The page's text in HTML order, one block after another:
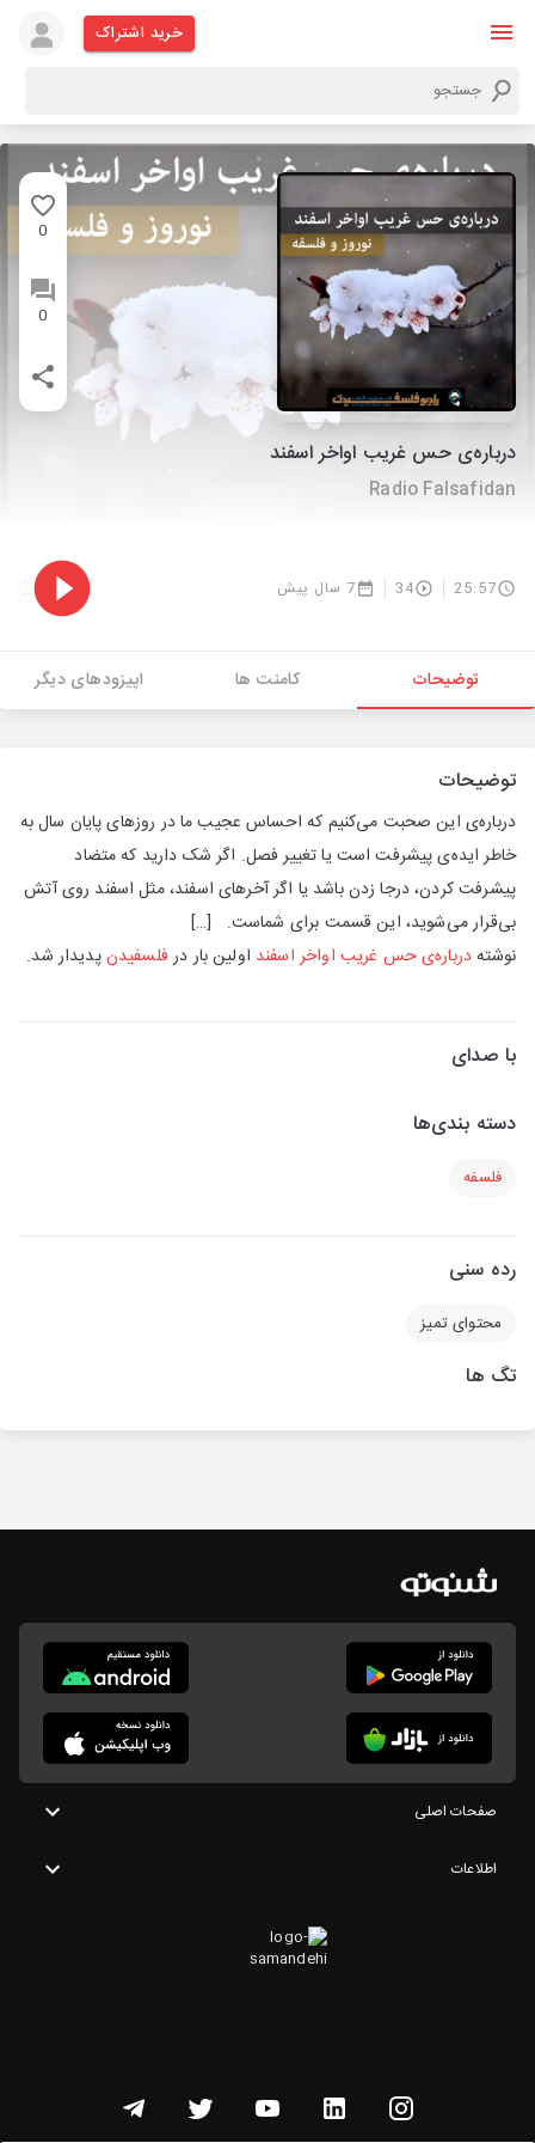
خرید اشتراک
0
0
درباره‌ی حس غریب اواخر اسفند
Radio Falsafidan
25:57
34 7 سال پیش
توضیحات کامنت ها اپیزودهای دیگر
توضیحات
درباره‌ی این صحبت می‌کنیم که احساس عجیب ما در روزهای پایان سال به
خاطر ایده‌ی پیشرفت است یا تغییر فصل. اگر شک دارید که متضاد
پیشرفت کردن، درجا زدن باشد یا اگر آخرهای اسفند، مثل اسفند روی آتش
بی‌قرار می‌شوید، این قسمت برای شماست. […]
نوشتهدرباره‌ی حس غریب اواخر اسفند اولین بار درفلسفیدنپدیدار شد.
با صدای
دسته بندی‌ها
فلسفه
رده سنی
محتوای تمیز
تگ ها
صفحات اصلی
اطلاعات